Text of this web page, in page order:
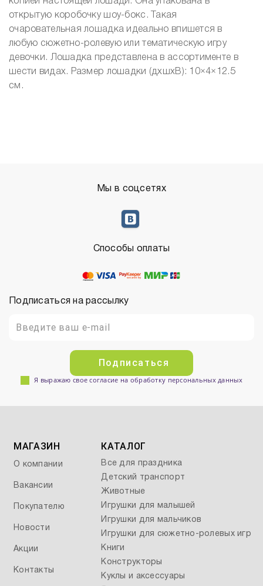
открытую коробочку шоу-бокс. Такая
очаровательная лошадка идеально впишется в
любую сюжетно-ролевую или тематическую игру
девочки. Лошадка представлена в ассортименте в
шести видах. Размер лошадки (дхшхВ): 10×4×12.5
см.
Мы в соцсетях
Подписаться на рассылку
Подписаться
Я выражаю свое согласие на обработку персональных данных
Способы оплаты
МАГАЗИН
О компании
Вакансии
Покупателю
Новости
Акции
Контакты
КАТАЛОГ
Все для праздника
Детский транспорт
Животные
Игрушки для малышей
Игрушки для мальчиков
Игрушки для сюжетно-ролевых игр
Книги
Конструкторы
Куклы и аксессуары